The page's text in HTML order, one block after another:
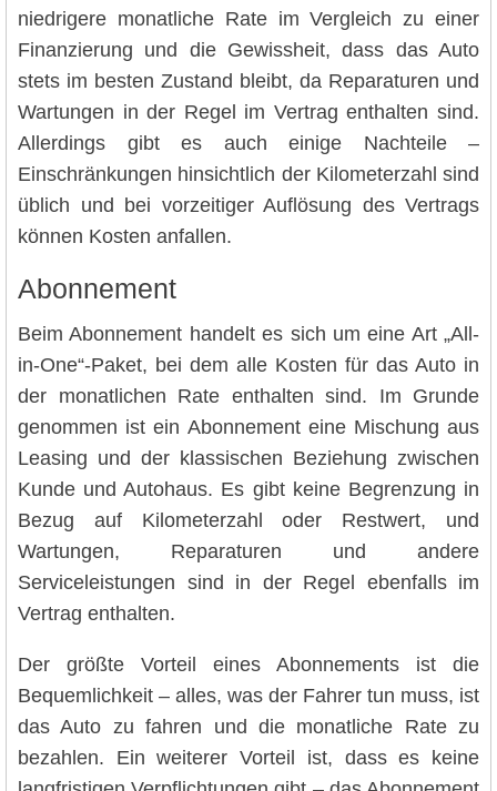
niedrigere monatliche Rate im Vergleich zu einer
Finanzierung und die Gewissheit, dass das Auto
stets im besten Zustand bleibt, da Reparaturen und
Wartungen in der Regel im Vertrag enthalten sind.
Allerdings gibt es auch einige Nachteile –
Einschränkungen hinsichtlich der Kilometerzahl sind
üblich und bei vorzeitiger Auflösung des Vertrags
können Kosten anfallen.
Abonnement
Beim Abonnement handelt es sich um eine Art „All-
in-One“-Paket, bei dem alle Kosten für das Auto in
der monatlichen Rate enthalten sind. Im Grunde
genommen ist ein Abonnement eine Mischung aus
Leasing und der klassischen Beziehung zwischen
Kunde und Autohaus. Es gibt keine Begrenzung in
Bezug auf Kilometerzahl oder Restwert, und
Wartungen, Reparaturen und andere
Serviceleistungen sind in der Regel ebenfalls im
Vertrag enthalten.
Der größte Vorteil eines Abonnements ist die
Bequemlichkeit – alles, was der Fahrer tun muss, ist
das Auto zu fahren und die monatliche Rate zu
bezahlen. Ein weiterer Vorteil ist, dass es keine